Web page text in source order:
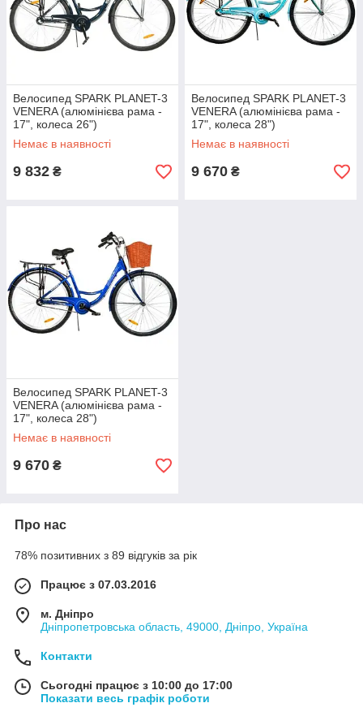
Велосипед SPARK PLANET-3
VENERA (алюмінієва рама -
17", колеса 26")
Немає в наявності
9 832 ₴
Велосипед SPARK PLANET-3
VENERA (алюмінієва рама -
17", колеса 28")
Немає в наявності
9 670 ₴
Велосипед SPARK PLANET-3
VENERA (алюмінієва рама -
17", колеса 28")
Немає в наявності
9 670 ₴
Про нас
78% позитивних з 89 відгуків за рік
Працює з 07.03.2016
м. Дніпро
Дніпропетровська область, 49000, Дніпро, Україна
Контакти
Сьогодні працює з 10:00 до 17:00
Показати весь графік роботи